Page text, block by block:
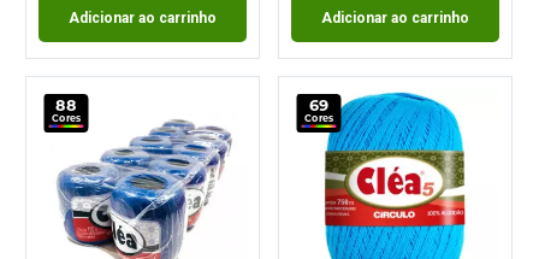
Adicionar ao carrinho Adicionar ao carrinho
88
Cores
69
Cores